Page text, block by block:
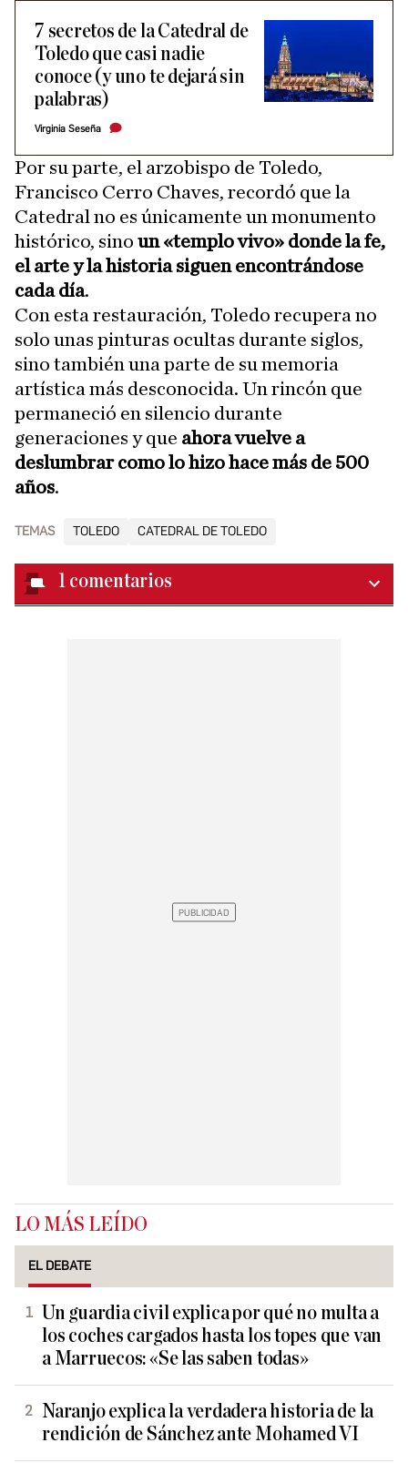
7 secretos de la Catedral de
Toledo que casi nadie
conoce (y uno te dejará sin
palabras)
Virginia Seseña
Por su parte, el arzobispo de Toledo,
Francisco Cerro Chaves, recordó que la
Catedral no es únicamente un monumento
histórico, sino un «templo vivo» donde la fe,
el arte y la historia siguen encontrándose
cada día.
Con esta restauración, Toledo recupera no
solo unas pinturas ocultas durante siglos,
sino también una parte de su memoria
artística más desconocida. Un rincón que
permaneció en silencio durante
generaciones y que ahora vuelve a
deslumbrar como lo hizo hace más de 500
años.
TEMAS TOLEDO CATEDRAL DE TOLEDO
1 comentarios
LO MÁS LEÍDO
EL DEBATE
Un guardia civil explica por qué no multa a
los coches cargados hasta los topes que van
a Marruecos: «Se las saben todas»
Naranjo explica la verdadera historia de la
rendición de Sánchez ante Mohamed VI